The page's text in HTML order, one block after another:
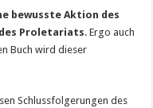
bewusste Aktion des
Proletariats. Ergo auch
Buch wird dieser
Schlussfolgerungen des